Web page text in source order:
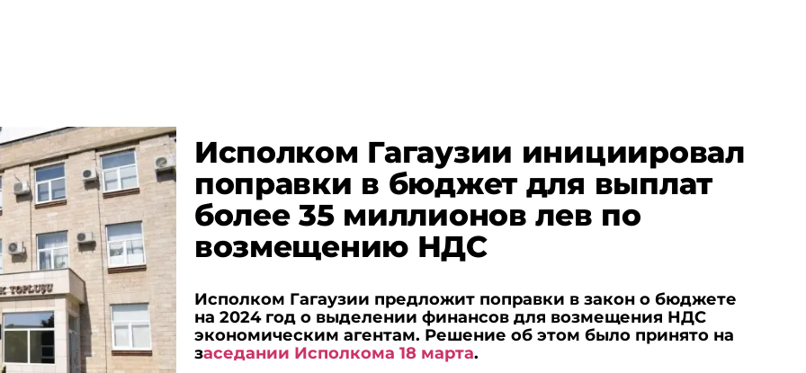
Исполком Гагаузии инициировал
поправки в бюджет для выплат
более 35 миллионов лев по
возмещению НДС
Исполком Гагаузии предложит поправки в закон о бюджете
на 2024 год о выделении финансов для возмещения НДС
экономическим агентам. Решение об этом было принято на
заседании Исполкома 18 марта.